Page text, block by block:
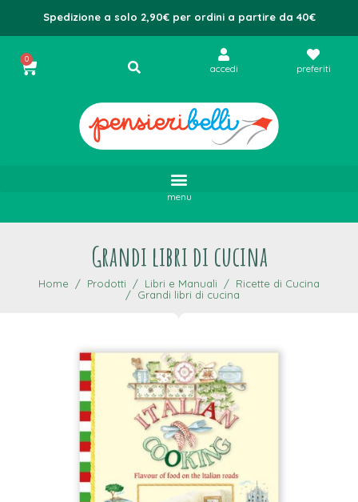
Spedizione a solo 2,90€ per ordini a partire da 40€
0
accedi preferiti
menu
Grandi libri di cucina
Home Prodotti Libri e Manuali
Ricette di Cucina
Grandi libri di cucina